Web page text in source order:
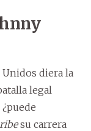
diera la
legal
¿puede
su carrera